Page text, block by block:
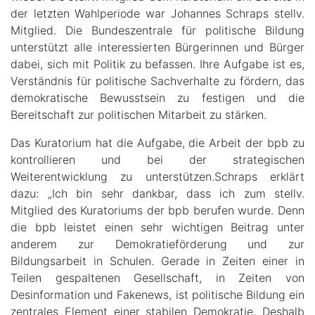
der letzten Wahlperiode war Johannes Schraps stellv.
Mitglied. Die Bundeszentrale für politische Bildung
unterstützt alle interessierten Bürgerinnen und Bürger
dabei, sich mit Politik zu befassen. Ihre Aufgabe ist es,
Verständnis für politische Sachverhalte zu fördern, das
demokratische Bewusstsein zu festigen und die
Bereitschaft zur politischen Mitarbeit zu stärken.
Das Kuratorium hat die Aufgabe, die Arbeit der bpb zu
kontrollieren und bei der strategischen
Weiterentwicklung zu unterstützen.Schraps erklärt
dazu: „Ich bin sehr dankbar, dass ich zum stellv.
Mitglied des Kuratoriums der bpb berufen wurde. Denn
die bpb leistet einen sehr wichtigen Beitrag unter
anderem zur Demokratieförderung und zur
Bildungsarbeit in Schulen. Gerade in Zeiten einer in
Teilen gespaltenen Gesellschaft, in Zeiten von
Desinformation und Fakenews, ist politische Bildung ein
zentrales Element einer stabilen Demokratie. Deshalb